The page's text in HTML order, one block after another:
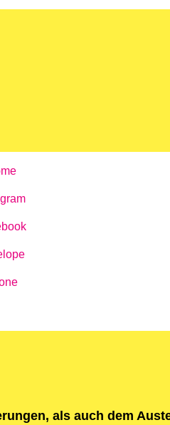
als auch dem